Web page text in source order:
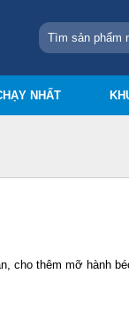
NHẤT
cho thêm mỡ hành